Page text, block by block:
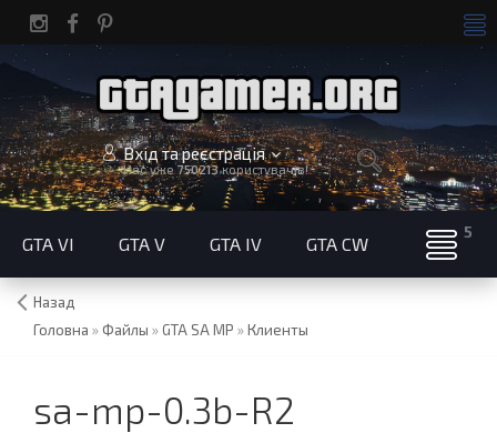
Вхід та реєстрація
Нас уже750213користувачів!
GTA VI GTA V GTA IV GTA CW
Назад
Головна »Файлы » GTA SA MP »Клиенты
sa-mp-0.3b-R2